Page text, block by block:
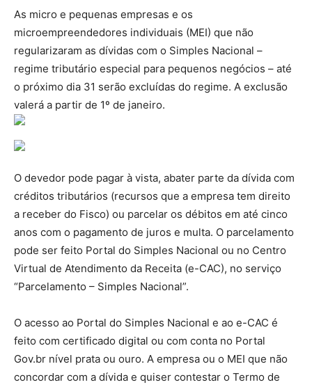
As micro e pequenas empresas e os
microempreendedores individuais (MEI) que não
regularizaram as dívidas com o Simples Nacional –
regime tributário especial para pequenos negócios – até
o próximo dia 31 serão excluídas do regime. A exclusão
valerá a partir de 1º de janeiro.
O devedor pode pagar à vista, abater parte da dívida com
créditos tributários (recursos que a empresa tem direito
a receber do Fisco) ou parcelar os débitos em até cinco
anos com o pagamento de juros e multa. O parcelamento
pode ser feito Portal do Simples Nacional ou no Centro
Virtual de Atendimento da Receita (e-CAC), no serviço
“Parcelamento – Simples Nacional”.
O acesso ao Portal do Simples Nacional e ao e-CAC é
feito com certificado digital ou com conta no Portal
Gov.br nível prata ou ouro. A empresa ou o MEI que não
concordar com a dívida e quiser contestar o Termo de